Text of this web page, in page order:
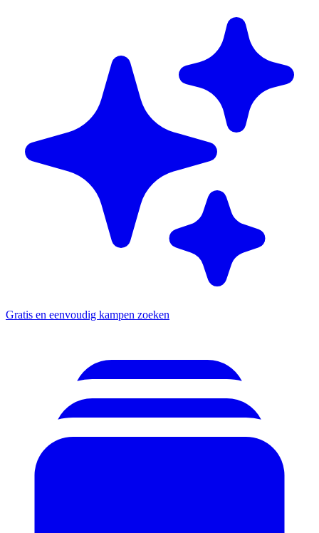
Gratis en eenvoudig kampen zoeken